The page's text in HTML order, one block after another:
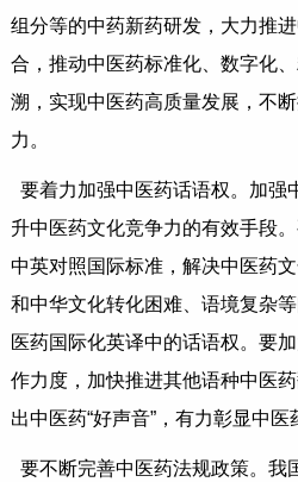
组分等的中药新药研发，大力推
合，推动中医药标准化、数字化
溯，实现中医药高质量发展，不
力。
要着力加强中医药话语权。加强
升中医药文化竞争力的有效手段
中英对照国际标准，解决中医药
和中华文化转化困难、语境复杂
医药国际化英译中的话语权。要
作力度，加快推进其他语种中医
出中医药“好声音”，有力彰显中医
要不断完善中医药法规政策。我